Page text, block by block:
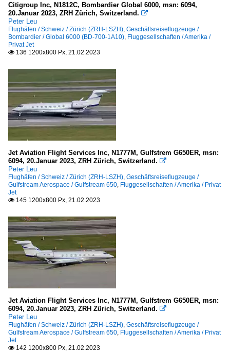
Citigroup Inc, N1812C, Bombardier Global 6000, msn: 6094,
20.Januar 2023, ZRH Zürich, Switzerland. 
Peter Leu
Flughäfen / Schweiz / Zürich (ZRH-LSZH), Geschäftsreiseflugzeuge /
Bombardier / Global 6000 (BD-700-1A10), Fluggesellschaften / Amerika /
Privat Jet
 136 1200x800 Px, 21.02.2023
Jet Aviation Flight Services Inc, N1777M, Gulfstrem G650ER, msn:
6094, 20.Januar 2023, ZRH Zürich, Switzerland. 
Peter Leu
Flughäfen / Schweiz / Zürich (ZRH-LSZH), Geschäftsreiseflugzeuge /
Gulfstream Aerospace / Gulfstream 650, Fluggesellschaften / Amerika / Privat
Jet
 145 1200x800 Px, 21.02.2023
Jet Aviation Flight Services Inc, N1777M, Gulfstrem G650ER, msn:
6094, 20.Januar 2023, ZRH Zürich, Switzerland. 
Peter Leu
Flughäfen / Schweiz / Zürich (ZRH-LSZH), Geschäftsreiseflugzeuge /
Gulfstream Aerospace / Gulfstream 650, Fluggesellschaften / Amerika / Privat
Jet
 142 1200x800 Px, 21.02.2023